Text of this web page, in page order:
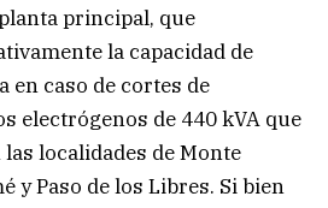
principal, que
la capacidad de
en caso de cortes de
electrógenos de 440 kVA que
localidades de Monte
y Paso de los Libres. Si bien